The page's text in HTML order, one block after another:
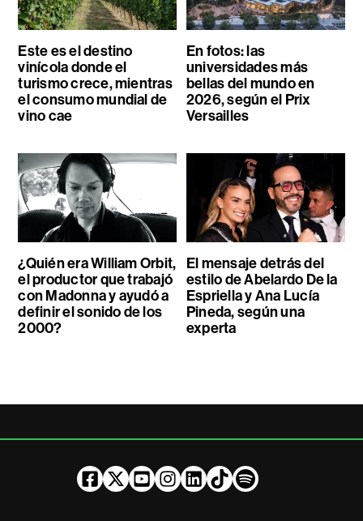
Este es el destino
vinícola donde el
turismo crece, mientras
el consumo mundial de
vino cae
En fotos: las
universidades más
bellas del mundo en
2026, según el Prix
Versailles
¿Quién era William Orbit,
el productor que trabajó
con Madonna y ayudó a
definir el sonido de los
2000?
El mensaje detrás del
estilo de Abelardo De la
Espriella y Ana Lucía
Pineda, según una
experta